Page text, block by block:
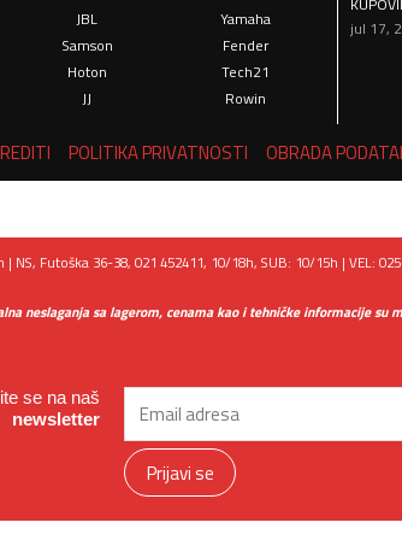
JBL
Samson
Hoton
JJ
Yamaha
Fender
Tech21
Rowin
jul 17,
POLITIKA PRIVATNOSTI OBRADA
NS, Futoška 36-38, 021 452411, 10/18h, SUB: 10/15h | VEL:
neslaganja sa lagerom, cenama kao i tehničke informacije su
se na naš
newsletter
Email
Prijavi se